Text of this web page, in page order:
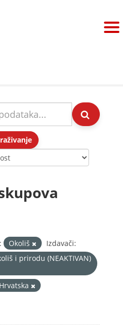
Okoliš
Izdavači:
i prirodu (NEAKTIVAN)
Hrvatska